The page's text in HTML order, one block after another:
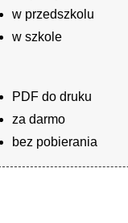
w przedszkolu
w szkole
PDF do druku
za darmo
bez pobierania